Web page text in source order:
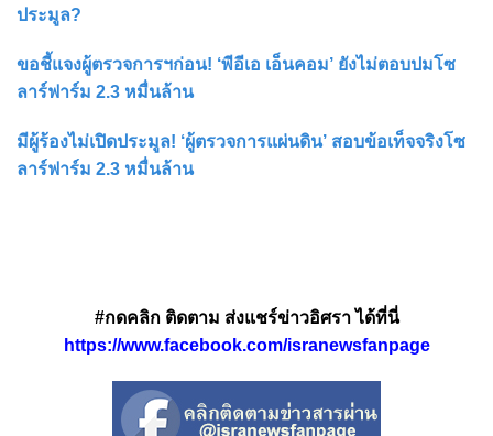
ประมูล?
ขอชี้แจงผู้ตรวจการฯก่อน! ‘พีอีเอ เอ็นคอม’ ยังไม่ตอบปมโซ
ลาร์ฟาร์ม 2.3 หมื่นล้าน
มีผู้ร้องไม่เปิดประมูล! ‘ผู้ตรวจการแผ่นดิน’ สอบข้อเท็จจริงโซ
ลาร์ฟาร์ม 2.3 หมื่นล้าน
#กดคลิก ติดตาม ส่งแชร์ข่าวอิศรา ได้ที่นี่
https://www.facebook.com/isranewsfanpage